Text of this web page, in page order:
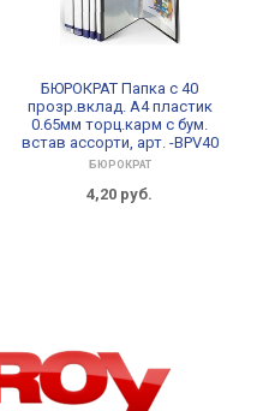
БЮРОКРАТ Папка с 40
прозр.вклад. A4 пластик
0.65мм торц.карм с бум.
встав ассорти, арт. -BPV40
БЮРОКРАТ
4,20 руб.